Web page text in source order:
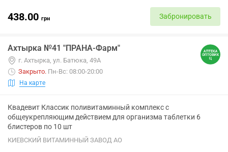
438.00 грн Забронировать
Ахтырка №41 "ПРАНА-Фарм"
г. Ахтырка, ул. Батюка, 49А
Закрыто. Пн-Вс: 08:00-20:00
На карте
Квадевит Классик поливитаминный комплекс с
общеукрепляющим действием для организма таблетки 6
блистеров по 10 шт
КИЕВСКИЙ ВИТАМИННЫЙ ЗАВОД АО